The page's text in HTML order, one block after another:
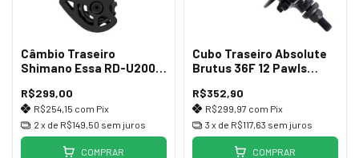
Câmbio Traseiro
Shimano Essa RD-U2000
R$299,00
R$254,15 com Pix
2 x de R$149,50 sem juros
COMPRAR
Cubo Traseiro Absolute
Brutus 36F 12 Pawls
R$352,90
R$299,97 com Pix
3 x de R$117,63 sem juros
COMPRAR